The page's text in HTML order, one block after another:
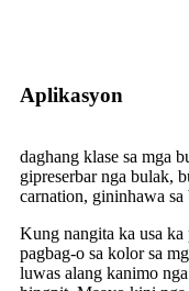
Aplikasyon
daghang klase sa mga
gipreserbar nga bulak,
carnation, gininhawa sa
Kung nangita ka usa ka
pagbag-o sa kolor sa
luwas alang kanimo